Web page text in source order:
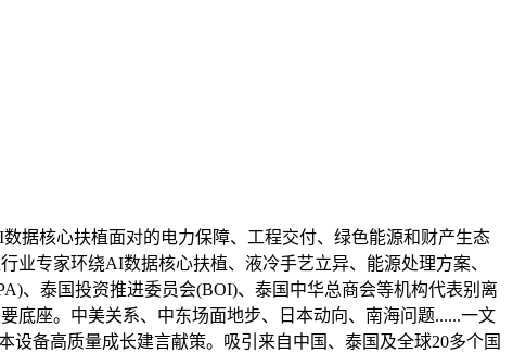
据核心扶植面对的电力保障、工程交付、绿色能源和财产生态
专家环绕AI数据核心扶植、液冷手艺立异、能源处理方案、
、泰国投资推进委员会(BOI)、泰国中华总商会等机构代表别离
底座。中美关系、中东场面地步、日本动向、南海问题......一文
备高质量成长建言献策。吸引来自中国、泰国及全球20多个国